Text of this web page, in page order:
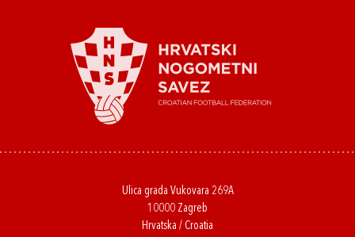
Ulica grada Vukovara 269A
10000 Zagreb
Hrvatska / Croatia